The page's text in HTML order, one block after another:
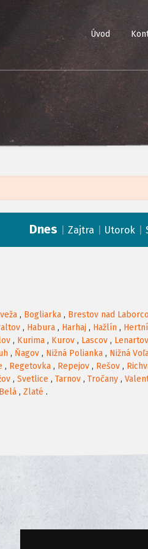
Úvod
Dnes Zajtra Utorok
, Bogliarka , Brestov nad
, Habura , Harhaj , Hažlín ,
, Kurima , Kurov , Lascov , Lenartov
, Ňagov , Nižná Polianka , Nižná
, Regetovka , Repejov , Rešov ,
, Svetlice , Tarnov , Tročany ,
, Zlaté .